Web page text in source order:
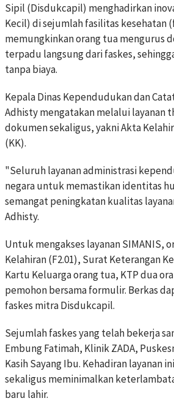
Sipil (Disdukcapil) menghadirkan
Kecil) di sejumlah fasilitas kesehatan
memungkinkan orang tua mengurus
terpadu langsung dari faskes,
tanpa biaya.
Kepala Dinas Kependudukan dan
Adhisty mengatakan melalui layanan
dokumen sekaligus, yakni Akta
(KK).
"Seluruh layanan administrasi
negara untuk memastikan identitas
semangat peningkatan kualitas
Adhisty.
Untuk mengakses layanan SIMANIS,
Kelahiran (F2.01), Surat Keterangan
Kartu Keluarga orang tua, KTP dua
pemohon bersama formulir. Berkas
faskes mitra Disdukcapil.
Sejumlah faskes yang telah bekerja
Embung Fatimah, Klinik ZADA,
Kasih Sayang Ibu. Kehadiran
sekaligus meminimalkan
baru lahir.